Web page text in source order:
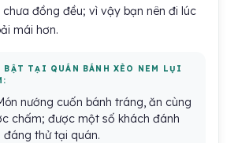
đồng đều; vì vậy bạn nên đi lúc
mái hơn.
BẬT TẠI QUÁN BÁNH XÈO NEM LỤI
nướng cuốn bánh tráng, ăn cùng
chấm; được một số khách đánh
đáng thử tại quán.